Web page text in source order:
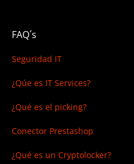
FAQ´s
Seguridad IT
¿Qúe es IT Services?
¿Qué es el picking?
Conector Prestashop
¿Qué es un Cryptolocker?